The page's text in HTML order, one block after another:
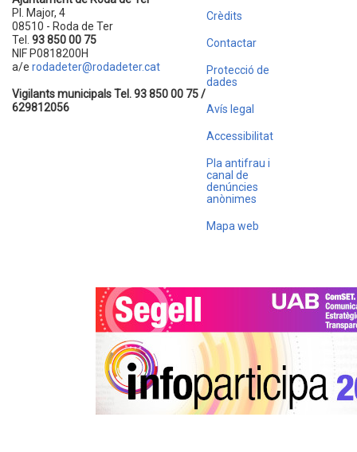
Pl. Major, 4
08510 - Roda de Ter
Tel. 93 850 00 75
NIF P0818200H
a/e rodadeter@rodadeter.cat
Vigilants municipals Tel. 93 850 00 75 /
629812056
Crèdits
Contactar
Protecció de
dades
Avís legal
Accessibilitat
Pla antifrau i
canal de
denúncies
anònimes
Mapa web